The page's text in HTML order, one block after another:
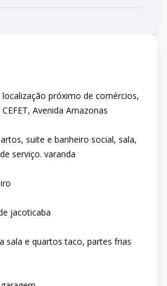
próximo de comércios,
Avenida Amazonas
suite e banheiro social, sala,
serviço. varanda
jacoticaba
sala e quartos taco, partes frias